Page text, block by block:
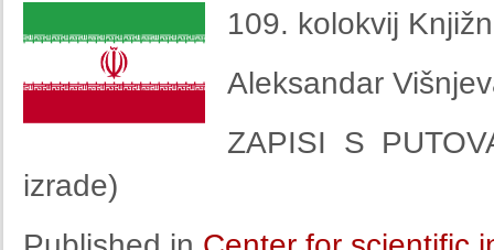
109. kolokvij
Aleksandar
ZAPISI S
izrade)